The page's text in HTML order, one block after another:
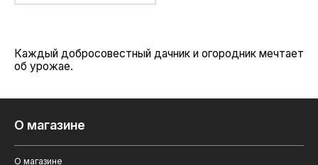
Каждый добросовестный дачник и огородник мечтает
об урожае.
О магазине
О магазине